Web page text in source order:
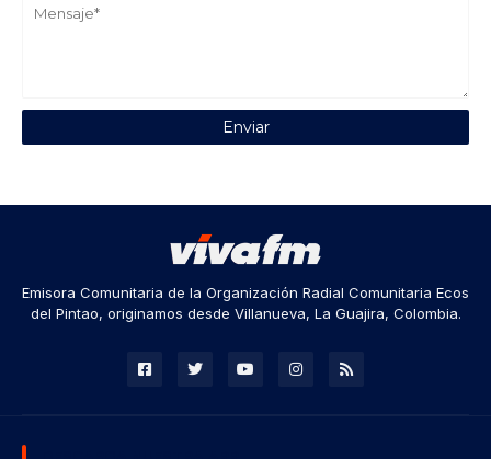
Emisora Comunitaria de la Organización Radial Comunitaria Ecos
del Pintao, originamos desde Villanueva, La Guajira, Colombia.